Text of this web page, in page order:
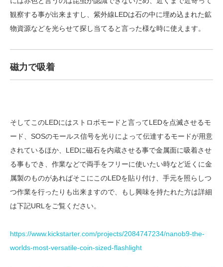
観察する事が出来ますし、紫外線LEDは石の中に埋め込まれた鉱
物資源などを光らせて探し当てると言った様な時に使えます。
磁力で吸着
そしてこのLEDにはストロボモードと言ってLEDを点滅させるモ
ード、SOSのモールス信号を光りによって伝達するモードが用意
されているほか、LEDに磁石を内蔵させる事で金属面に吸着させ
る事もでき、作業などで両手をフリーに使いたい時など近くに金
属製のものがあればそこにこのLEDを貼り付け、手元を照らしつ
つ作業を行ったりも出来ますので、もし興味を持たれた方は詳細
は下記URLをご覧ください。
https://www.kickstarter.com/projects/2084747234/nanob9-the-
worlds-most-versatile-coin-sized-flashlight